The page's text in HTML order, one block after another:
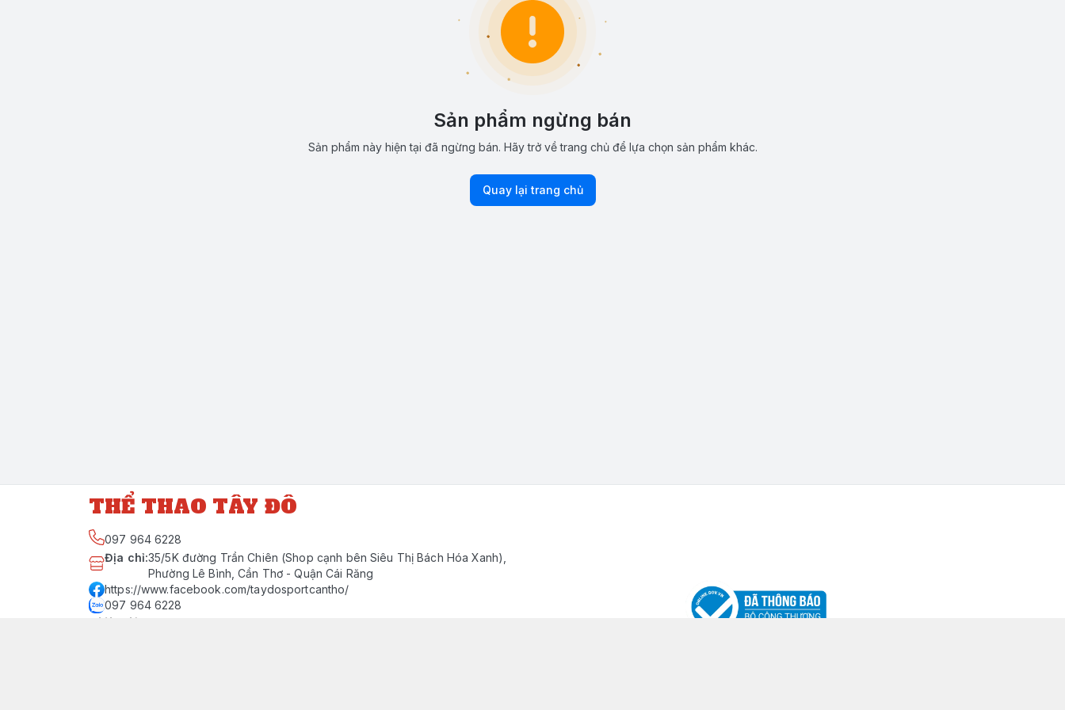
Sản phẩm ngừng bán
Sản phẩm này hiện tại đã ngừng bán. Hãy trở về trang chủ để lựa chọn sản phẩm khác.
Quay lại trang chủ
THỂ THAO TÂY ĐÔ
097 964 6228
Địa chỉ:35/5K đường Trần Chiên (Shop cạnh bên Siêu Thị Bách Hóa Xanh),
Phường Lê Bình, Cần Thơ - Quận Cái Răng
https://www.facebook.com/taydosportcantho/
097 964 6228
Giới thiệu